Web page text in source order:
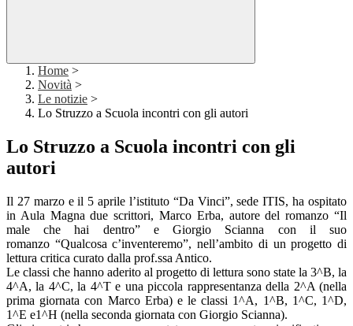
Home >
Novità >
Le notizie >
Lo Struzzo a Scuola incontri con gli autori
Lo Struzzo a Scuola incontri con gli
autori
Il 27 marzo e il 5 aprile l’istituto “Da Vinci”, sede ITIS, ha ospitato
in Aula Magna due scrittori, Marco Erba, autore del romanzo “Il
male che hai dentro” e Giorgio Scianna con il suo
romanzo “Qualcosa c’inventeremo”, nell’ambito di un progetto di
lettura critica curato dalla prof.ssa Antico.
Le classi che hanno aderito al progetto di lettura sono state la 3^B, la
4^A, la 4^C, la 4^T e una piccola rappresentanza della 2^A (nella
prima giornata con Marco Erba) e le classi 1^A, 1^B, 1^C, 1^D,
1^E e1^H (nella seconda giornata con Giorgio Scianna).